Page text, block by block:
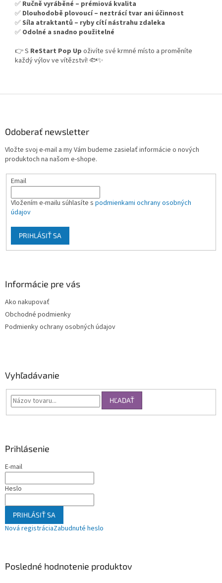
✅ Ručně vyráběné – prémiová kvalita
✅ Dlouhodobě plovoucí – neztrácí tvar ani účinnost
✅Síla atraktantů – ryby cítí nástrahu zdaleka
✅ Odolné a snadno použitelné
👉 S ReStart Pop Up oživíte své krmné místo a proměníte
každý výlov ve vítězství! 🐟✨
Odoberať newsletter
Vložte svoj e-mail a my Vám budeme zasielať informácie o nových
produktoch na našom e-shope.
Email
Vložením e-mailu súhlasíte s podmienkami ochrany osobných
údajov
PRIHLÁSIŤ SA
Informácie pre vás
Ako nakupovať
Obchodné podmienky
Podmienky ochrany osobných údajov
Vyhľadávanie
HĽADAŤ
Prihlásenie
E-mail
Heslo
PRIHLÁSIŤ SA
Nová registráciaZabudnuté heslo
Posledné hodnotenie produktov